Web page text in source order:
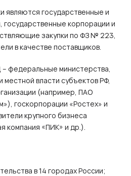
являются государственные и
государственные корпорации и
закупки по ФЗ № 223,
в качестве поставщиков.
федеральные министерства,
местной власти субъектов РФ,
(например, ПАО
госкорпорации «Ростех» и
крупного бизнеса
компания «ПИК» и др.).
в 14 городах России;